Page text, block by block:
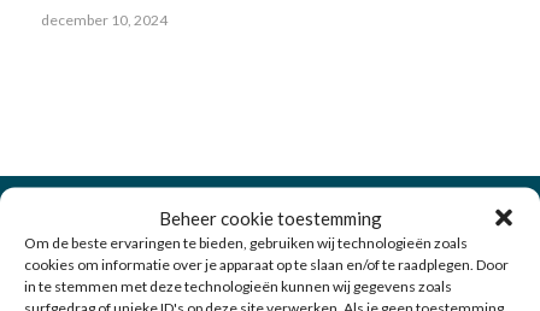
Beheer cookie toestemming
Om de beste ervaringen te bieden, gebruiken wij technologieën zoals
cookies om informatie over je apparaat op te slaan en/of te raadplegen. Door
in te stemmen met deze technologieën kunnen wij gegevens zoals
surfgedrag of unieke ID's op deze site verwerken. Als je geen toestemming
december 10, 2024
Over LijfStijling